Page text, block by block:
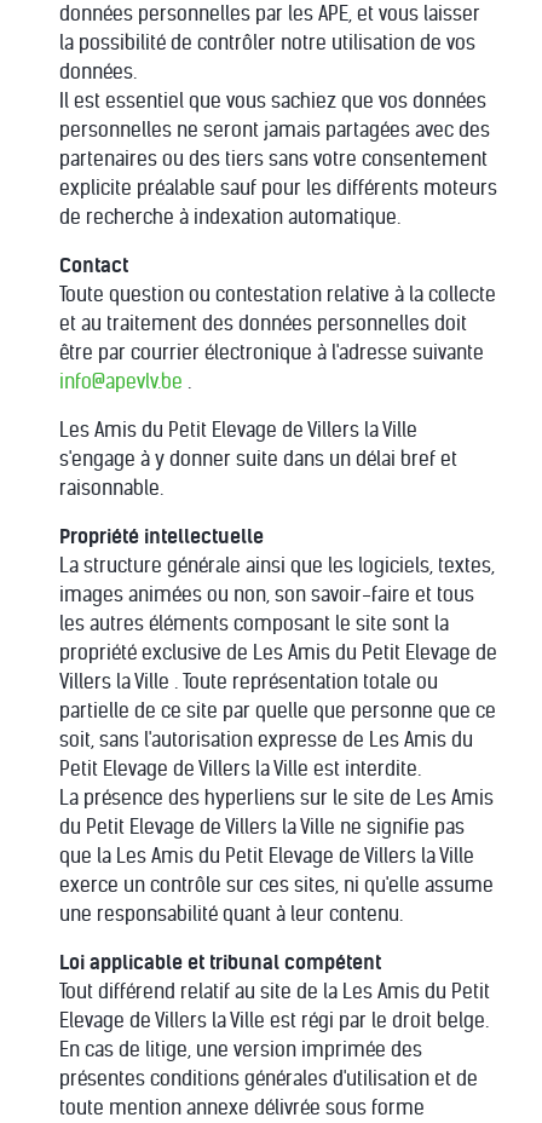
données personnelles par les APE, et vous laisser
la possibilité de contrôler notre utilisation de vos
données.
Il est essentiel que vous sachiez que vos données
personnelles ne seront jamais partagées avec des
partenaires ou des tiers sans votre consentement
explicite préalable sauf pour les différents moteurs
de recherche à indexation automatique.
Contact
Toute question ou contestation relative à la collecte
et au traitement des données personnelles doit
être par courrier électronique à l'adresse suivante
info@apevlv.be
Les Amis du Petit Elevage de Villers la Ville
s'engage à y donner suite dans un délai bref et
raisonnable.
Propriété intellectuelle
La structure générale ainsi que les logiciels, textes,
images animées ou non, son savoir-faire et tous
les autres éléments composant le site sont la
propriété exclusive de Les Amis du Petit Elevage de
Villers la Ville . Toute représentation totale ou
partielle de ce site par quelle que personne que ce
soit, sans l'autorisation expresse de Les Amis du
Petit Elevage de Villers la Ville est interdite.
La présence des hyperliens sur le site de Les Amis
du Petit Elevage de Villers la Ville ne signifie pas
que la Les Amis du Petit Elevage de Villers la Ville
exerce un contrôle sur ces sites, ni qu'elle assume
une responsabilité quant à leur contenu.
Loi applicable et tribunal compétent
Tout différend relatif au site de la Les Amis du Petit
Elevage de Villers la Ville est régi par le droit belge.
En cas de litige, une version imprimée des
présentes conditions générales d'utilisation et de
toute mention annexe délivrée sous forme